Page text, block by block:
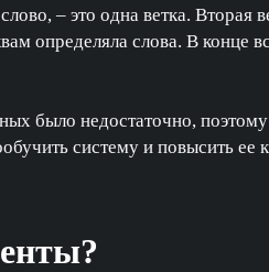
– это одна ветка. Вторая
определяла слова. В конце
было недостаточно,
систему и повысить ее